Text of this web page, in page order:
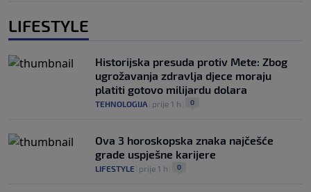
LIFESTYLE
Historijska presuda protiv Mete: Zbog
ugrožavanja zdravlja djece moraju
platiti gotovo milijardu dolara
TEHNOLOGIJA prije 1 h 0
Ova 3 horoskopska znaka najčešće
grade uspješne karijere
LIFESTYLE prije 1 h 0